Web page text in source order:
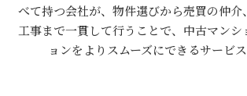
べて持つ会社が、物件選びから売買の仲介
工事まで一貫して行うことで、中古マンシ
ョンをよりスムーズにできるサービス